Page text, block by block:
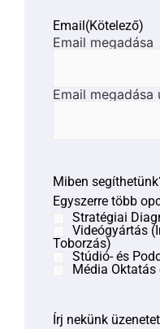
Email(Kötelező)
Email megadása
Email megadása
Miben
Egyszerre több
Stratégiai
Videógyártás
Toborzás)
Stúdió- és
Média
Írj nekünk